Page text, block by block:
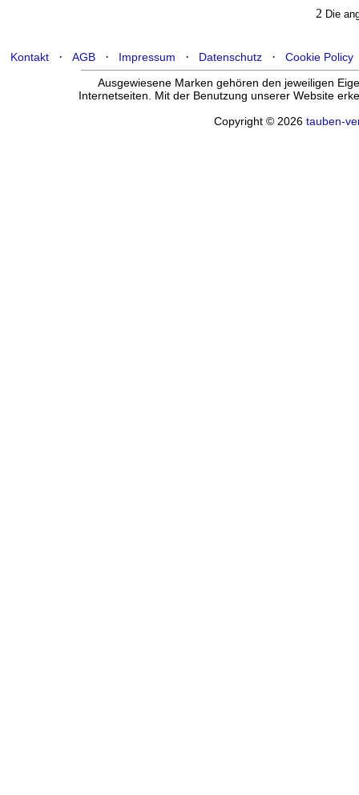
2 Die
Kontakt· AGB· Impressum · Datenschutz· Cookie Policy
Ausgewiesene Marken gehören den jeweiligen
Internetseiten. Mit der Benutzung unserer Website
Copyright © 2026 tauben-